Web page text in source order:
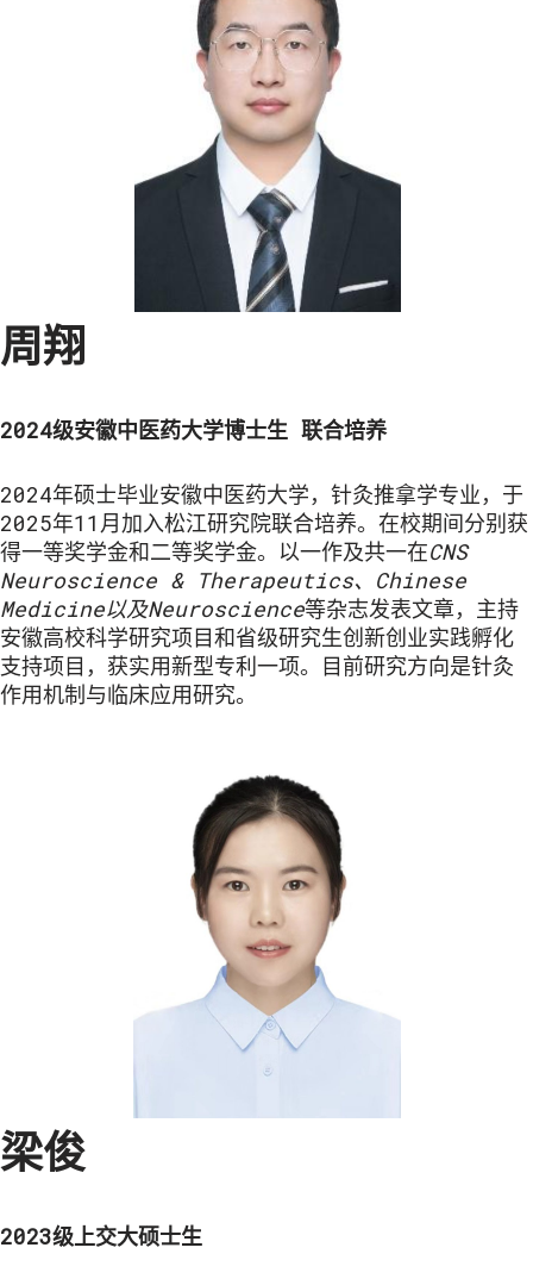
周翔
2024级安徽中医药大学博士生 联合培养
2024年硕士毕业安徽中医药大学，针灸推拿学专业，于
2025年11月加入松江研究院联合培养。在校期间分别获
得一等奖学金和二等奖学金。以一作及共一在CNS
Neuroscience & Therapeutics、Chinese
Medicine以及Neuroscience等杂志发表文章，主持
安徽高校科学研究项目和省级研究生创新创业实践孵化
支持项目，获实用新型专利一项。目前研究方向是针灸
作用机制与临床应用研究。
梁俊
2023级上交大硕士生